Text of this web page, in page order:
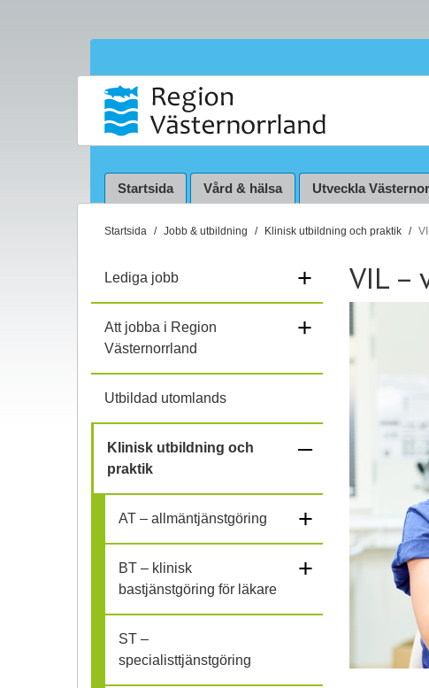
Startsida Vård & hälsa Utveckla
D
ä
r
h
ä
r
:
Startsida Jobb & utbildning Klinisk utbildning och praktik
Lediga jobb +
Att jobba i Region
Västernorrland
+
Utbildad utomlands
Klinisk utbildning och
praktik
–
ä
l
AT – allmäntjänstgöring +
BT – klinisk
bastjänstgöring för läkare
+
ST –
specialisttjänstgöring
VIL –